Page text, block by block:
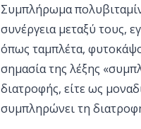
Συμπλήρωμα
συνέργεια μεταξύ τους,
όπως ταμπλέτα,
σημασία της λέξης
διατροφής, είτε ως
συμπληρώνει τη